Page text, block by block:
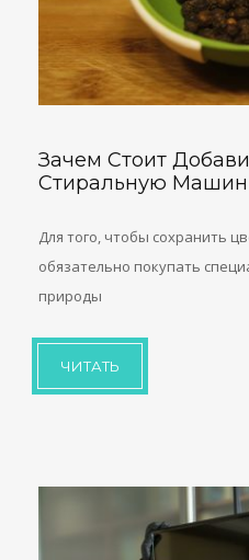
Зачем Стоит
Стиральную
Для того, чтобы сохранить
обязательно покупать
природы
ЧИТАТЬ